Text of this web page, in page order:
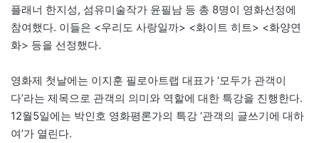
플래너 한지성, 섬유미술작가 윤필남 등 총 8명이 영화선정에
참여했다. 이들은 <우리도 사랑일까> <화이트 히트> <화양연
화> 등을 선정했다.
영화제 첫날에는 이지훈 필로아트랩 대표가 ‘모두가 관객이
다’라는 제목으로 관객의 의미와 역할에 대한 특강을 진행한다.
12월5일에는 박인호 영화평론가의 특강 ‘관객의 글쓰기에 대하
여’가 열린다.